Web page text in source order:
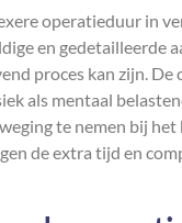
operatieduur in
en gedetailleerde
proces kan zijn.
als mentaal
te nemen bij het
de extra tijd en